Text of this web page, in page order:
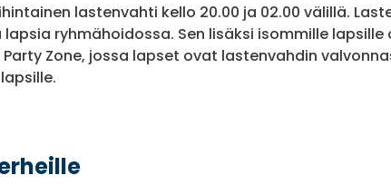
lastenvahti kello 20.00 ja 02.00 välillä.
ryhmähoidossa. Sen lisäksi isommille lapsille
Zone, jossa lapset ovat lastenvahdin